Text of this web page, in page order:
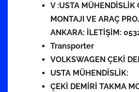
V :USTA MÜHENDİSLİK
MONTAJI VE ARAÇ
ANKARA: İLETİŞİM:
Transporter
VOLKSWAGEN ÇEKİ
USTA MÜHENDİSLİK:
ÇEKİ DEMİRİ TAKMA